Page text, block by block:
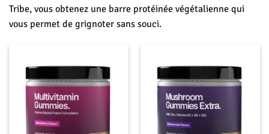
Tribe, vous obtenez une barre protéinée végétalienne qui
vous permet de grignoter sans souci.